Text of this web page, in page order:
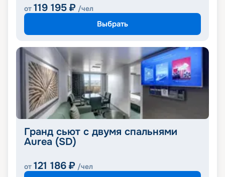
от 119 195 ₽ /чел
Выбрать
Гранд сьют с двумя спальнями
Aurea (SD)
от 121 186 ₽ /чел